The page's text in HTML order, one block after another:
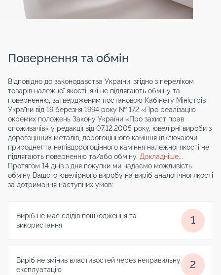
Повернення та обмін
Відповідно до законодавства України, згідно з переліком
товарів належної якості, які не підлягають обміну та
поверненню, затвердженим постановою Кабінету Міністрів
України від 19 березня 1994 року № 172 «Про реалізацію
окремих положень Закону України «Про захист прав
споживачів» у редакції від 07.12.2005 року, ювелірні вироби з
дорогоцінних металів, дорогоцінного каміння (включаючи
природне) та напівдорогоцінного каміння належної якості не
підлягають поверненню та/або обміну. Докладніше...
Протягом 14 днів з дня покупки ми надаємо можливість
обміну Вашого ювелірного виробу на виріб аналогічної якості
за дотримання наступних умов:
Виріб не має слідів пошкодження та
використання
1
Виріб не змінив властивостей через неправильну
експлуатацію
2